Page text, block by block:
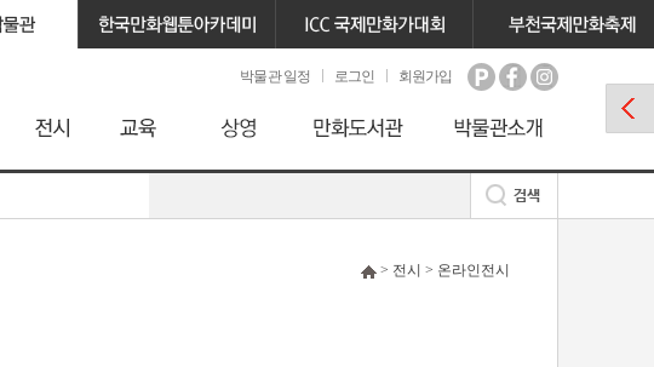
박물관 일정 로그인 회원가입
> 전시 > 온라인전시